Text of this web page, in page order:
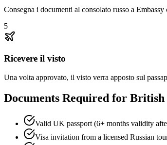
Consegna i documenti al consolato russo a
5
Ricevere il visto
Una volta approvato, il visto verra apposto sul
Documents Required for British
Valid UK passport (6+ months validity
Visa invitation from a licensed Russian